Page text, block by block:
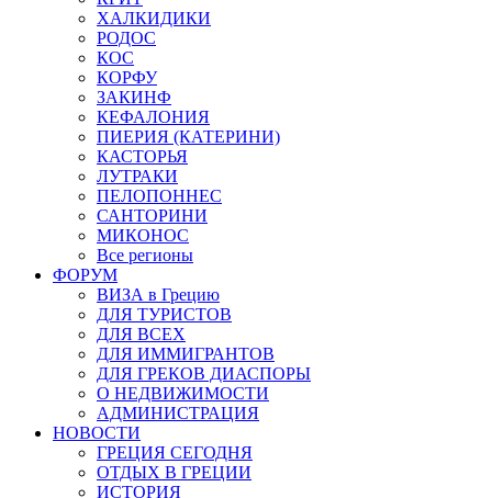
ХАЛКИДИКИ
РОДОС
КОС
КОРФУ
ЗАКИНФ
КЕФАЛОНИЯ
ПИЕРИЯ (КАТЕРИНИ)
КАСТОРЬЯ
ЛУТРАКИ
ПЕЛОПОННЕС
САНТОРИНИ
МИКОНОС
Все регионы
ФОРУМ
ВИЗА в Грецию
ДЛЯ ТУРИСТОВ
ДЛЯ ВСЕХ
ДЛЯ ИММИГРАНТОВ
ДЛЯ ГРЕКОВ ДИАСПОРЫ
О НЕДВИЖИМОСТИ
АДМИНИСТРАЦИЯ
НОВОСТИ
ГРЕЦИЯ СЕГОДНЯ
ОТДЫХ В ГРЕЦИИ
ИСТОРИЯ